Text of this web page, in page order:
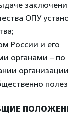
ОПУ
России и его
органами –
организации